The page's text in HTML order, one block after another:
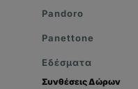
Pandoro
Panettone
Εδέσματα
Συνθέσεις Δώρων